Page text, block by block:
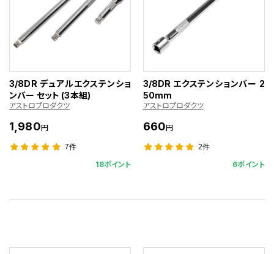
3/8DR デュアルエクステンショ
ンバー セット (3本組)
アストロプロダクツ
1,980円
7件
18ポイント
3/8DR エクステンションバー 2
50mm
アストロプロダクツ
660円
2件
6ポイント